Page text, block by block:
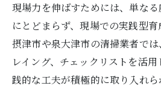
現場力を伸ばすためには、単な
にとどまらず、現場での実践型
摂津市や泉大津市の清掃業者で
レイング、チェックリストを活
践的な工夫が積極的に取り入れら